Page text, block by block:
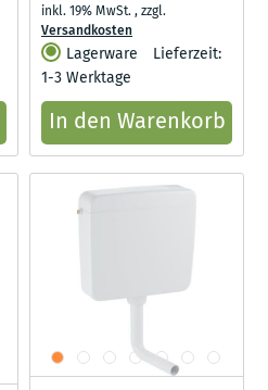
inkl. 19% MwSt.,zzgl.
Versandkosten
Lagerware
Lieferzeit:
1-3 Werktage
In den Warenkorb